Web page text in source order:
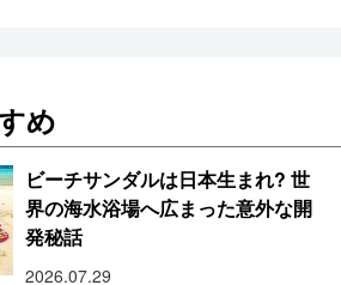
め
ビーチサンダルは日本生まれ? 世
界の海水浴場へ広まった意外な開
発秘話
2026.07.29